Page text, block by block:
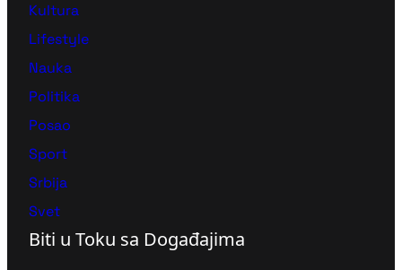
Kultura
Lifestyle
Nauka
Politika
Posao
Sport
Srbija
Svet
Biti u Toku sa Događajima